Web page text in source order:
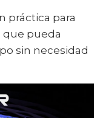
práctica para
que pueda
sin necesidad